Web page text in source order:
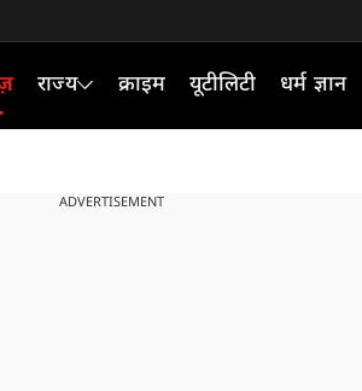
राज्य क्राइम यूटीलिटी धर्म ज्ञान
ADVERTISEMENT